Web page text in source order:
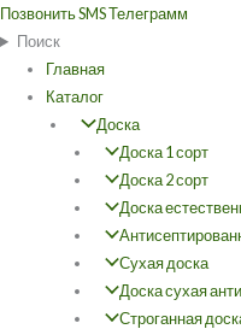
Перейти
к
содержимому
ПозвонитьSMSТелеграмм
Поиск
Главная
Каталог
Доска
Доска 1 сорт
Доска 2 сорт
Доска
Сухая доска
Доска сухая
Строганная